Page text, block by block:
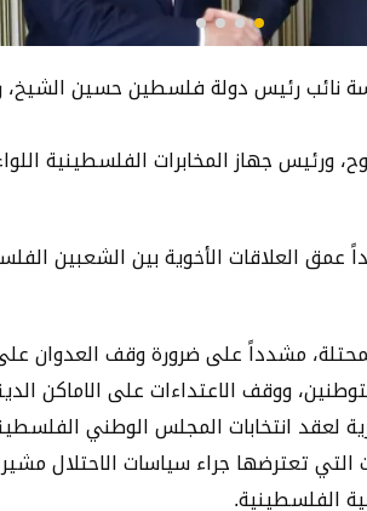
نائب رئيس دولة فلسطين حسين
جهاز المخابرات الفلسطينية
العلاقات الأخوية بين الشعبين
مشدداً على ضرورة وقف العدوان على
ووقف الاعتداءات على الاماكن
تعترضها جراء سياسات الاحتلال
الفلسطينية.